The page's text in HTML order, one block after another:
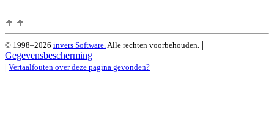
© 1998–2026 invers Software. Alle rechten voorbehouden. |
Gegevensbescherming
| Vertaalfouten over deze pagina gevonden?